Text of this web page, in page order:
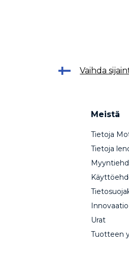
Vaihda
Meistä
Tietoja
Tietoja
Innovaatio
Urat
Tuotteen